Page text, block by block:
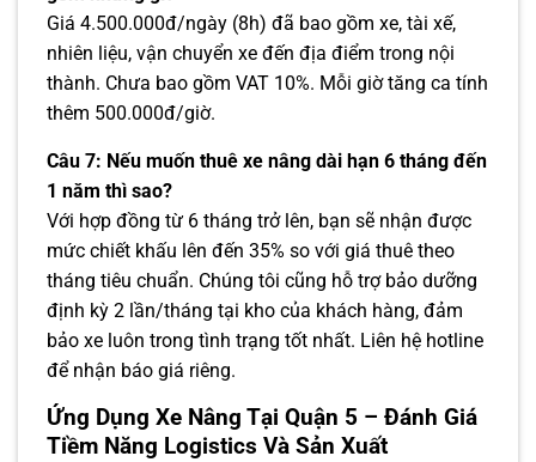
Giá 4.500.000đ/ngày (8h) đã bao gồm xe, tài xế,
nhiên liệu, vận chuyển xe đến địa điểm trong nội
thành. Chưa bao gồm VAT 10%. Mỗi giờ tăng ca tính
thêm 500.000đ/giờ.
Câu 7: Nếu muốn thuê xe nâng dài hạn 6 tháng đến
1 năm thì sao?
Với hợp đồng từ 6 tháng trở lên, bạn sẽ nhận được
mức chiết khấu lên đến 35% so với giá thuê theo
tháng tiêu chuẩn. Chúng tôi cũng hỗ trợ bảo dưỡng
định kỳ 2 lần/tháng tại kho của khách hàng, đảm
bảo xe luôn trong tình trạng tốt nhất. Liên hệ hotline
để nhận báo giá riêng.
Ứng Dụng Xe Nâng Tại Quận 5 – Đánh Giá
Tiềm Năng Logistics Và Sản Xuất